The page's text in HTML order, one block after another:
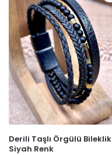
Derili Taşlı Örgülü Bileklik
Siyah Renk